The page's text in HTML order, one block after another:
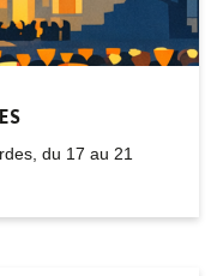
du 17 au 21